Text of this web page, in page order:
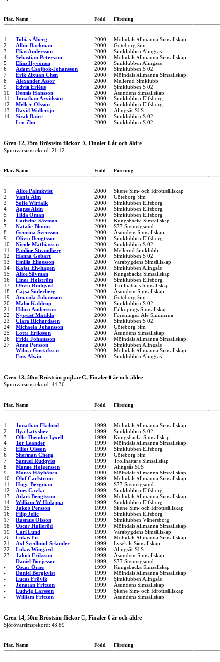
Plac. Namn Född Förening
1 Tobias Åberg 2000
Mölndals Allmänna Simsällskap
2
Albin Backman 2000
Göteborg Sim
3
Elias Andersson 2000
Simklubben Alingsås
4
Sebastian Petersson 2000
Mölndals Allmänna Simsällskap
5
Elias Hyvönen 2000
Simklubben Alingsås
6
Adam Csajbok-Johansson 2000
Simklubben S 02
7
Erik Zixuan Chen 2000
Mölndals Allmänna Simsällskap
8
Alexander Assor 2000
Mellerud Simklubb
9
Edvin Erléus 2000
Simklubben S 02
10
Dennis Hansson 2000
Åsundens Simsällskap
11
Jonathan Arvidsson 2000
Simklubben Elfsborg
12
Melker Olsson 2000
Simklubben Elfsborg
13
David Wollersjö 2000
Alingsås SLS
14
Sirak Baire 2000
Simklubben S 02
-
Leo Zhu 2000 Simklubben S 02
Gren 12, 25m Bröstsim flickor D, Finaler 0 år och äldre
Sjörövarsimsrekord: 21.12
Plac. Namn Född Förening
1 Alice Palmkvist 2000
Skene Sim- och Idrottssällskap
2
Vanja Alm 2000
Göteborg Sim
3
Sofie Wirfalk 2000
Simklubben Elfsborg
4
Agnes Alsin 2000
Simklubben Elfsborg
5
Tilda Öman 2000
Simklubben Elfsborg
6
Cathrine Sävman 2000
Kungsbacka Simsällskap
7
Natalie Bloom 2000
S77 Stenungsund
8
Gemima Svensson 2000
Åsundens Simsällskap
9
Olivia Bengtsson 2000
Simklubben Elfsborg
10
Nicole Mathiasson 2000
Simklubben S 02
11
Pauline Strandberg 2000
Mellerud Simklubb
12
Hanna Gebart 2000
Simklubben S 02
13
Emilia Eliaesson 2000
Varabygdens Simsällskap
14
Kajsa Elwhagen 2000
Simklubben Alingsås
15
Alice Sävman 2000
Kungsbacka Simsällskap
16
Linea Holström 2000
Simklubben Elfsborg
17
Olivia Rudqvist 2000
Trollhättans Simsällskap
18
Cajsa Söderberg 2000
Åsundens Simsällskap
19
Amanda Johansson 2000
Göteborg Sim
20
Malin Kaldrup 2000
Simklubben S 02
21
Hilma Andersson 2000
Falköpings Simsällskap
22
Nyqvist Matilda 2000
Föreningen Ale Simmarna
23
Clara Richardsson 2000
Simklubben S 02
24
Michaela Johansson 2000
Göteborg Sim
25
Lotta Eriksson 2000
Åsundens Simsällskap
26
Frida Johansson 2000
Mölndals Allmänna Simsällskap
27
Anna Persson 2000
Simklubben Alingsås
-
Wilma Gustafsson 2000
Mölndals Allmänna Simsällskap
-
Emy Alwin 2000 Simklubben Alingsås
Gren 13, 50m Bröstsim pojkar C, Finaler 0 år och äldre
Sjörövarsimsrekord: 44.36
Plac. Namn Född Förening
1 Jonathan Ekelund 1999
Mölndals Allmänna Simsällskap
2
Ilya Latyshev 1999
Simklubben S 02
3
Olle-Theodor Lyxell 1999
Kungsbacka Simsällskap
4
Tor Leander 1999
Mölndals Allmänna Simsällskap
5
Elliot Olsson 1999
Simklubben Elfsborg
6
Sherman Cheng 1999
Göteborg Sim
7
Samuel Rudqvist 1999
Trollhättans Simsällskap
8
Manne Holgersson 1999
Alingsås SLS
9
Marco Häyhänen 1999
Mölndals Allmänna Simsällskap
10
Olof Carlström 1999
Mölndals Allmänna Simsällskap
11
Hugo Bergman 1999
S77 Stenungsund
12
Anes Cavka 1999
Simklubben Elfsborg
13
Adam Bengtsson 1999
Mölndals Allmänna Simsällskap
14
William W Holappa 1999
Simklubben Elfsborg
15
Jakob Persson 1999
Skene Sim- och Idrottssällskap
16
Filip Jelic 1999
Simklubben Elfsborg
17
Rasmus Olsson 1999
Simklubben Vänersborg
18
Oscar Halleröd 1999
Mölndals Allmänna Simsällskap
19
Carl Lund 1999
Varabygdens Simsällskap
20
Lukas Fu 1999
Mölndals Allmänna Simsällskap
21
Axl Svedlund-Selander 1999
Lysekils Simsällskap
22
Lukas Wingård 1999
Alingsås SLS
23
Jakob Eriksson 1999
Åsundens Simsällskap
-
Daniel Börjesson 1999
S77 Stenungsund
-
Oscar Örne 1999
Kungsbacka Simsällskap
-
Daniel Bergkvist 1999
Mölndals Allmänna Simsällskap
-
Lucas Frövik 1999
Simklubben Alingsås
-
Jonatan Fritzon 1999
Åsundens Simsällskap
-
Ludwig Larsson 1999
Skene Sim- och Idrottssällskap
-
William Fritzon 1999 Åsundens Simsällskap
Gren 14, 50m Bröstsim flickor C, Finaler 0 år och äldre
Sjörövarsimsrekord: 43.89
Plac. Namn Född Förening